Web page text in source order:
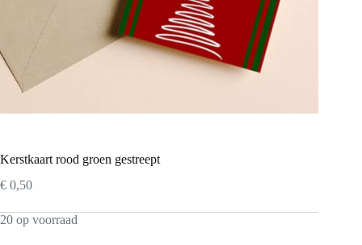
Kerstkaart rood groen gestreept
€ 0,50
20 op voorraad